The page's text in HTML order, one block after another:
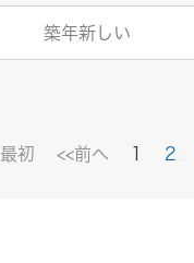
築年新しい
最初 <<前へ 1 2